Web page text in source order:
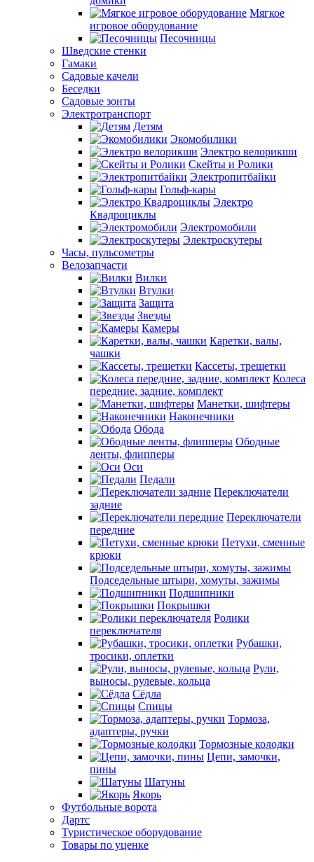
Мягкое
игровое оборудование
Песочницы
Шведские стенки
Гамаки
Садовые качели
Беседки
Садовые зонты
Электротранспорт
Детям
Экомобилики
Электро велорикши
Скейты и Ролики
Электропитбайки
Гольф-кары
Электро
Квадроциклы
Электромобили
Электроскутеры
Часы, пульсометры
Велозапчасти
Вилки
Втулки
Защита
Звезды
Камеры
Каретки, валы,
чашки
Кассеты, трещетки
Колеса
передние, задние, комплект
Манетки, шифтеры
Наконечники
Обода
Ободные
ленты, флипперы
Оси
Педали
Переключатели
задние
Переключатели
передние
Петухи, сменные
крюки
Подседельные штыри, хомуты, зажимы
Подшипники
Покрышки
Ролики
переключателя
Рубашки,
тросики, оплетки
Рули,
выносы, рулевые, кольца
Сёдла
Спицы
Тормоза,
адаптеры, ручки
Тормозные колодки
Цепи, замочки,
пины
Шатуны
Якорь
Футбольные ворота
Дартс
Туристическое оборудование
Товары по уценке